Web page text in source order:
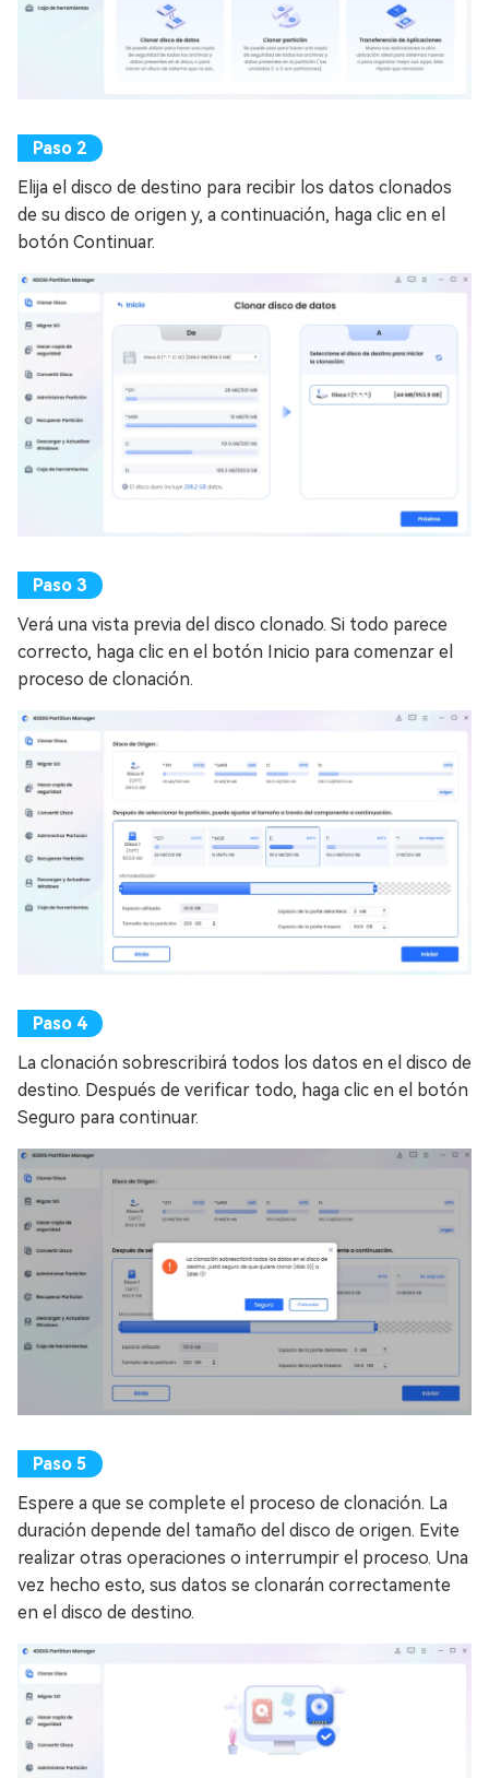
Elija el disco de destino para recibir los datos clonados
de su disco de origen y, a continuación, haga clic en el
botón Continuar.
Verá una vista previa del disco clonado. Si todo parece
correcto, haga clic en el botón Inicio para comenzar el
proceso de clonación.
La clonación sobrescribirá todos los datos en el disco de
destino. Después de verificar todo, haga clic en el botón
Seguro para continuar.
Espere a que se complete el proceso de clonación. La
duración depende del tamaño del disco de origen. Evite
realizar otras operaciones o interrumpir el proceso. Una
vez hecho esto, sus datos se clonarán correctamente
en el disco de destino.